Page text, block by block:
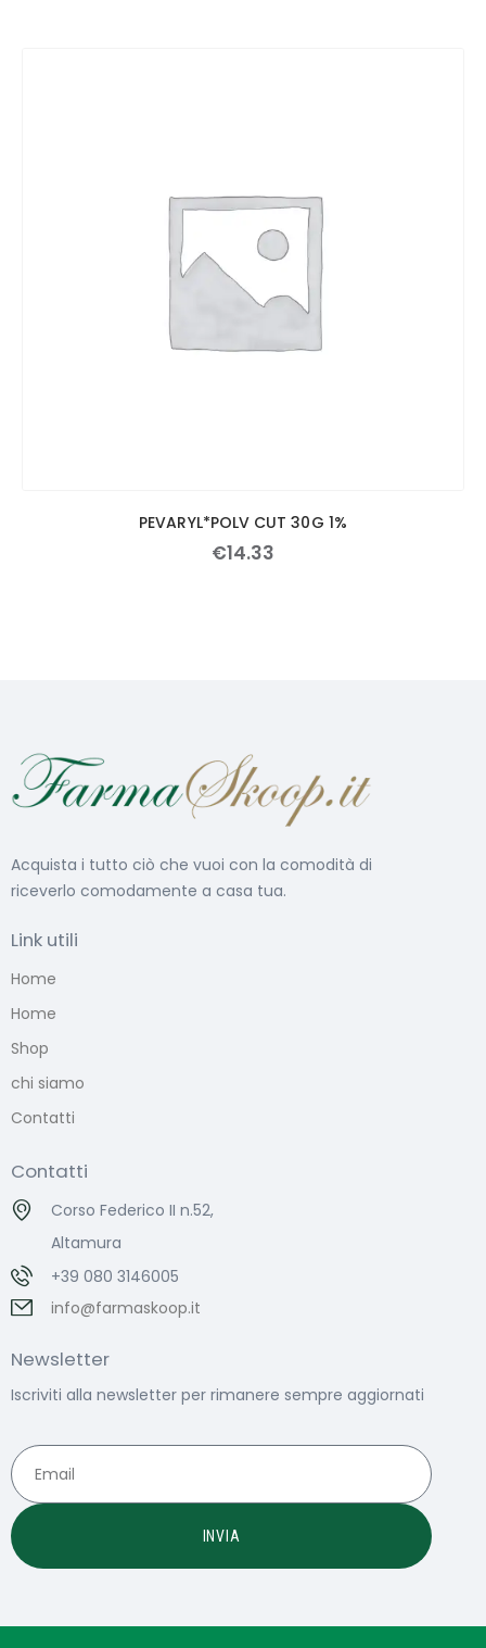
PEVARYL*POLV CUT 30G 1%
€14.33
Acquista i tutto ciò che vuoi con la comodità di
riceverlo comodamente a casa tua.
Link utili
Home
Home
Shop
chi siamo
Contatti
Contatti
Corso Federico II n.52,
Altamura
+39 080 3146005
info@farmaskoop.it
Newsletter
Iscriviti alla newsletter per rimanere sempre aggiornati
INVIA